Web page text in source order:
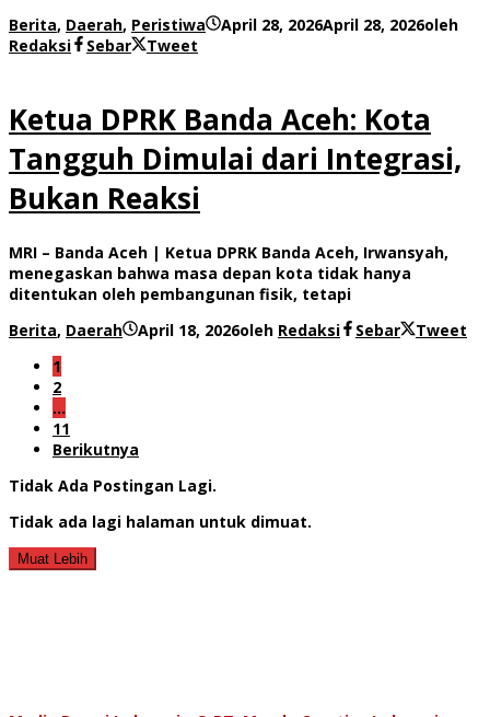
Berita, Daerah, Peristiwa April 28, 2026April 28, 2026oleh
Redaksi
Sebar Tweet
Ketua DPRK Banda Aceh: Kota
Tangguh Dimulai dari Integrasi,
Bukan Reaksi
MRI – Banda Aceh | Ketua DPRK Banda Aceh, Irwansyah,
menegaskan bahwa masa depan kota tidak hanya
ditentukan oleh pembangunan fisik, tetapi
Berita, Daerah April 18, 2026oleh Redaksi Sebar
Tweet
1
2
…
11
Berikutnya
Tidak Ada Postingan Lagi.
Tidak ada lagi halaman untuk dimuat.
Muat Lebih